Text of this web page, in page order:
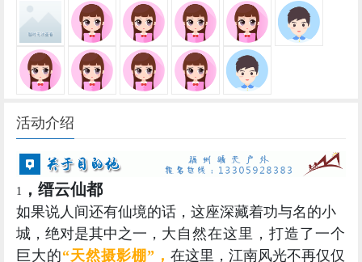
活动介绍
1 ，缙云仙都
如果说人间还有仙境的话，这座深藏着功与名的小
城，绝对是其中之一， 大自然在这里，打造了一个
巨大的“天然摄影棚” ， 在这里，江南风光不再仅仅